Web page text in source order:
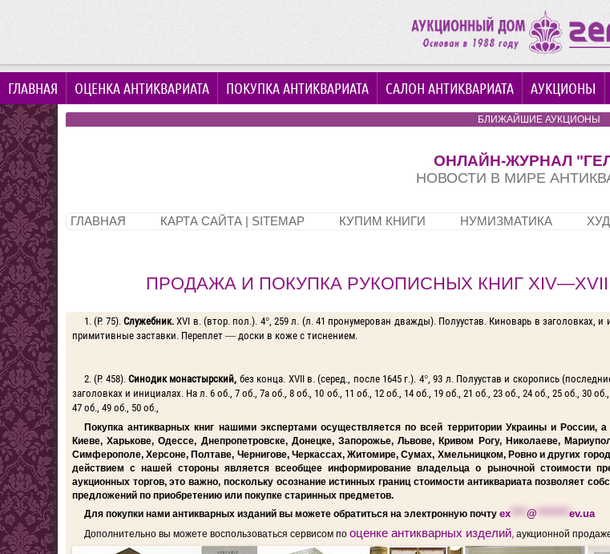
ГЛАВНАЯ ОЦЕНКА АНТИКВАРИАТА ПОКУПКА АНТИКВАРИАТА САЛОН АНТИКВАРИАТА АУКЦИОНЫ
БЛИЖАЙШИЕ АУКЦИОНЫ
ОНЛАЙН-ЖУРНАЛ
НОВОСТИ В МИРЕ
ГЛАВНАЯ КАРТА САЙТА | SITEMAP КУПИМ КНИГИ НУМИЗМАТИКА
ПРОДАЖА И ПОКУПКА РУКОПИСНЫХ КНИГ
1. (Р. 75). Служебник. XVI в. (втор. пол.). 4°, 259 л. (л. 41 пронумерован дважды). Полуустав. Киноварь в заголовках,
примитивные заставки. Переплет — доски в коже с тиснением.
2. (Р. 458).Синодик монастырский, без конца. XVII в. (серед., после 1645 г.). 4°, 93 л. Полуустав и скоропись
заголовках и инициалах. На л. 6 об., 7 об., 7а об., 8 об., 10 об., 11 об., 12 об., 14 об., 19 об., 21 об., 23 об., 24 об., 25 об., 30
47 об., 49 об., 50 об.,
Покупка антикварных книг нашими экспертами осуществляется по всей территории Украины и России,
Киеве, Харькове, Одессе, Днепропетровске, Донецке, Запорожье, Львове, Кривом Рогу, Николаеве,
Симферополе, Херсоне, Полтаве, Чернигове, Черкассах, Житомире, Сумах, Хмельницком, Ровно и других
действием с нашей стороны является всеобщее информирование владельца о рыночной стоимости
аукционных торгов, это важно, поскольку осознание истинных границ стоимости антиквариата позволяет
предложений по приобретению или покупке старинных предметов.
Для покупки нами антикварных изданий вы можете обратиться на электронную почту ex **** @ ******** ev.ua
Дополнительно вы можете воспользоваться сервисом по оценке антикварных изделий, аукционной